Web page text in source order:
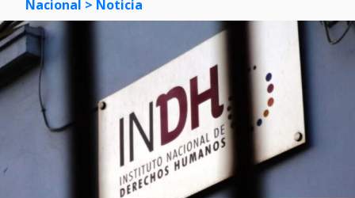
Nacional > Noticia